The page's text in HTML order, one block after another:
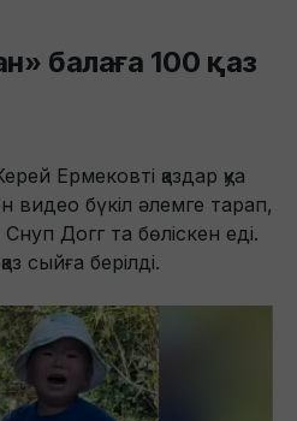
балаға 100 қаз
Ермековті қаздар қуа
видео бүкіл әлемге тарап,
Снуп Догг та бөліскен еді.
сыйға берілді.